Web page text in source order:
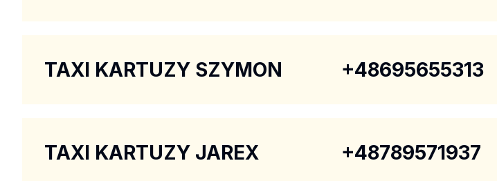
TAXI KARTUZY SZYMON +48695655313
TAXI KARTUZY JAREX +48789571937